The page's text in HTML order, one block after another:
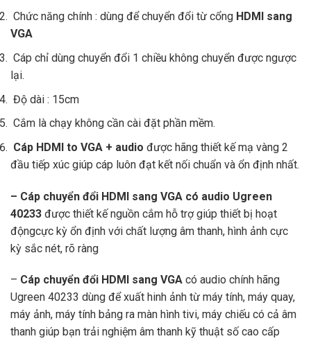
Chức năng chính : dùng để chuyển đổi từ cổng HDMI sang
VGA
Cáp chỉ dùng chuyển đổi 1 chiều không chuyển được ngược
lại.
Độ dài : 15cm
Cắm là chạy không cần cài đặt phần mềm.
Cáp HDMI to VGA + audio được hãng thiết kế mạ vàng 2
đầu tiếp xúc giúp cáp luôn đạt kết nối chuẩn và ổn định nhất.
– Cáp chuyển đổi HDMI sang VGA có audio Ugreen
40233 được thiết kế nguồn cắm hỗ trợ giúp thiết bị hoạt
độngcực kỳ ổn định với chất lượng âm thanh, hình ảnh cực
kỳ sắc nét, rõ ràng
– Cáp chuyển đổi HDMI sang VGA có audio chính hãng
Ugreen 40233 dùng để xuất hinh ảnh từ máy tính, máy quay,
máy ảnh, máy tính bảng ra màn hình tivi, máy chiếu có cả âm
thanh giúp bạn trải nghiệm âm thanh kỹ thuật số cao cấp